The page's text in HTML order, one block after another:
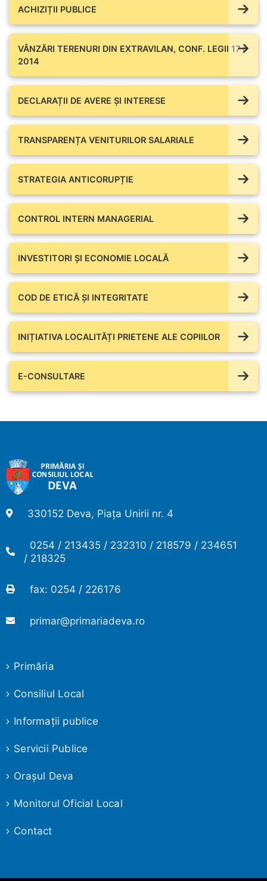
ACHIZIȚII PUBLICE
VÂNZĂRI TERENURI DIN EXTRAVILAN, CONF. LEGII 17 /
2014
DECLARAȚII DE AVERE ŞI INTERESE
TRANSPARENȚA VENITURILOR SALARIALE
STRATEGIA ANTICORUPȚIE
CONTROL INTERN MANAGERIAL
INVESTITORI ȘI ECONOMIE LOCALĂ
COD DE ETICĂ ȘI INTEGRITATE
INIȚIATIVA LOCALITĂȚI PRIETENE ALE COPIILOR
E-CONSULTARE
330152 Deva, Piața Unirii nr. 4
0254 / 213435 / 232310 / 218579 / 234651
/ 218325
fax: 0254 / 226176
primar@primariadeva.ro
Primăria
Consiliul Local
Informaţii publice
Servicii Publice
Oraşul Deva
Monitorul Oficial Local
Contact